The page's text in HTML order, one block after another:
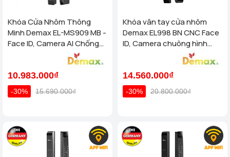
Khóa Cửa Nhôm Thông
Minh Demax EL-MS909 MB -
Face ID, Camera AI Chống
Nước IP66 Cho Cửa Nhôm
10.983.000₫
-30% 15.690.000₫
Khóa vân tay cửa nhôm
Demax EL998 BN CNC Face
ID, Camera chuông hình
chống nước của tiêu chuẩn
14.560.000₫
-30% 20.800.000₫